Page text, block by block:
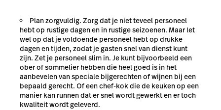
Plan zorgvuldig. Zorg dat je niet teveel personeel
hebt op rustige dagen en in rustige seizoenen. Maar let
wel op dat je voldoende personeel hebt op drukke
dagen en tijden, zodat je gasten snel van dienst kunt
zijn. Zet je personeel slim in. Je kunt bijvoorbeeld een
ober of sommelier hebben die heel goed is in het
aanbevelen van speciale bijgerechten of wijnen bij een
bepaald gerecht. Of een chef-kok die de keuken op een
manier kan runnen dat er snel wordt gewerkt en er toch
kwaliteit wordt geleverd.